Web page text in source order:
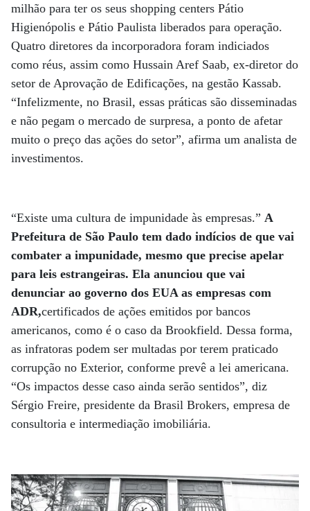
milhão para ter os seus shopping centers Pátio
Higienópolis e Pátio Paulista liberados para operação.
Quatro diretores da incorporadora foram indiciados
como réus, assim como Hussain Aref Saab, ex-diretor do
setor de Aprovação de Edificações, na gestão Kassab.
“Infelizmente, no Brasil, essas práticas são disseminadas
e não pegam o mercado de surpresa, a ponto de afetar
muito o preço das ações do setor”, afirma um analista de
investimentos.
“Existe uma cultura de impunidade às empresas.” A
Prefeitura de São Paulo tem dado indícios de que vai
combater a impunidade, mesmo que precise apelar
para leis estrangeiras. Ela anunciou que vai
denunciar ao governo dos EUA as empresas com
ADR,certificados de ações emitidos por bancos
americanos, como é o caso da Brookfield. Dessa forma,
as infratoras podem ser multadas por terem praticado
corrupção no Exterior, conforme prevê a lei americana.
“Os impactos desse caso ainda serão sentidos”, diz
Sérgio Freire, presidente da Brasil Brokers, empresa de
consultoria e intermediação imobiliária.